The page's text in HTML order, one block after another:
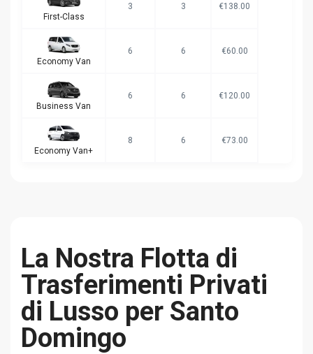
First-Class
3 3 €138.00
Economy Van
6 6 €60.00
Business Van
6 6 €120.00
Economy Van+
8 6 €73.00
La Nostra Flotta di
Trasferimenti Privati
di Lusso per Santo
Domingo